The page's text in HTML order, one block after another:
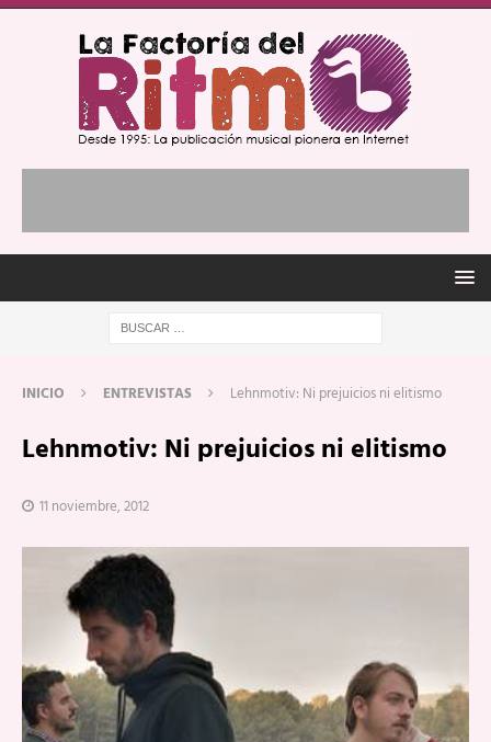
INICIO ENTREVISTAS Lehnmotiv: Ni prejuicios ni elitismo
Lehnmotiv: Ni prejuicios ni elitismo
11 noviembre, 2012